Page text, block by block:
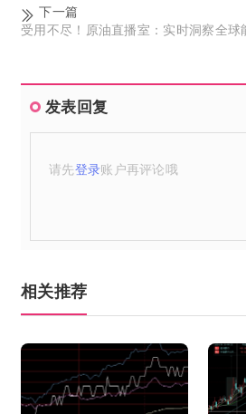
下一篇
受用不尽！原油直播室：实时洞察全球
发表回复
请先登录账户再评论哦
相关推荐